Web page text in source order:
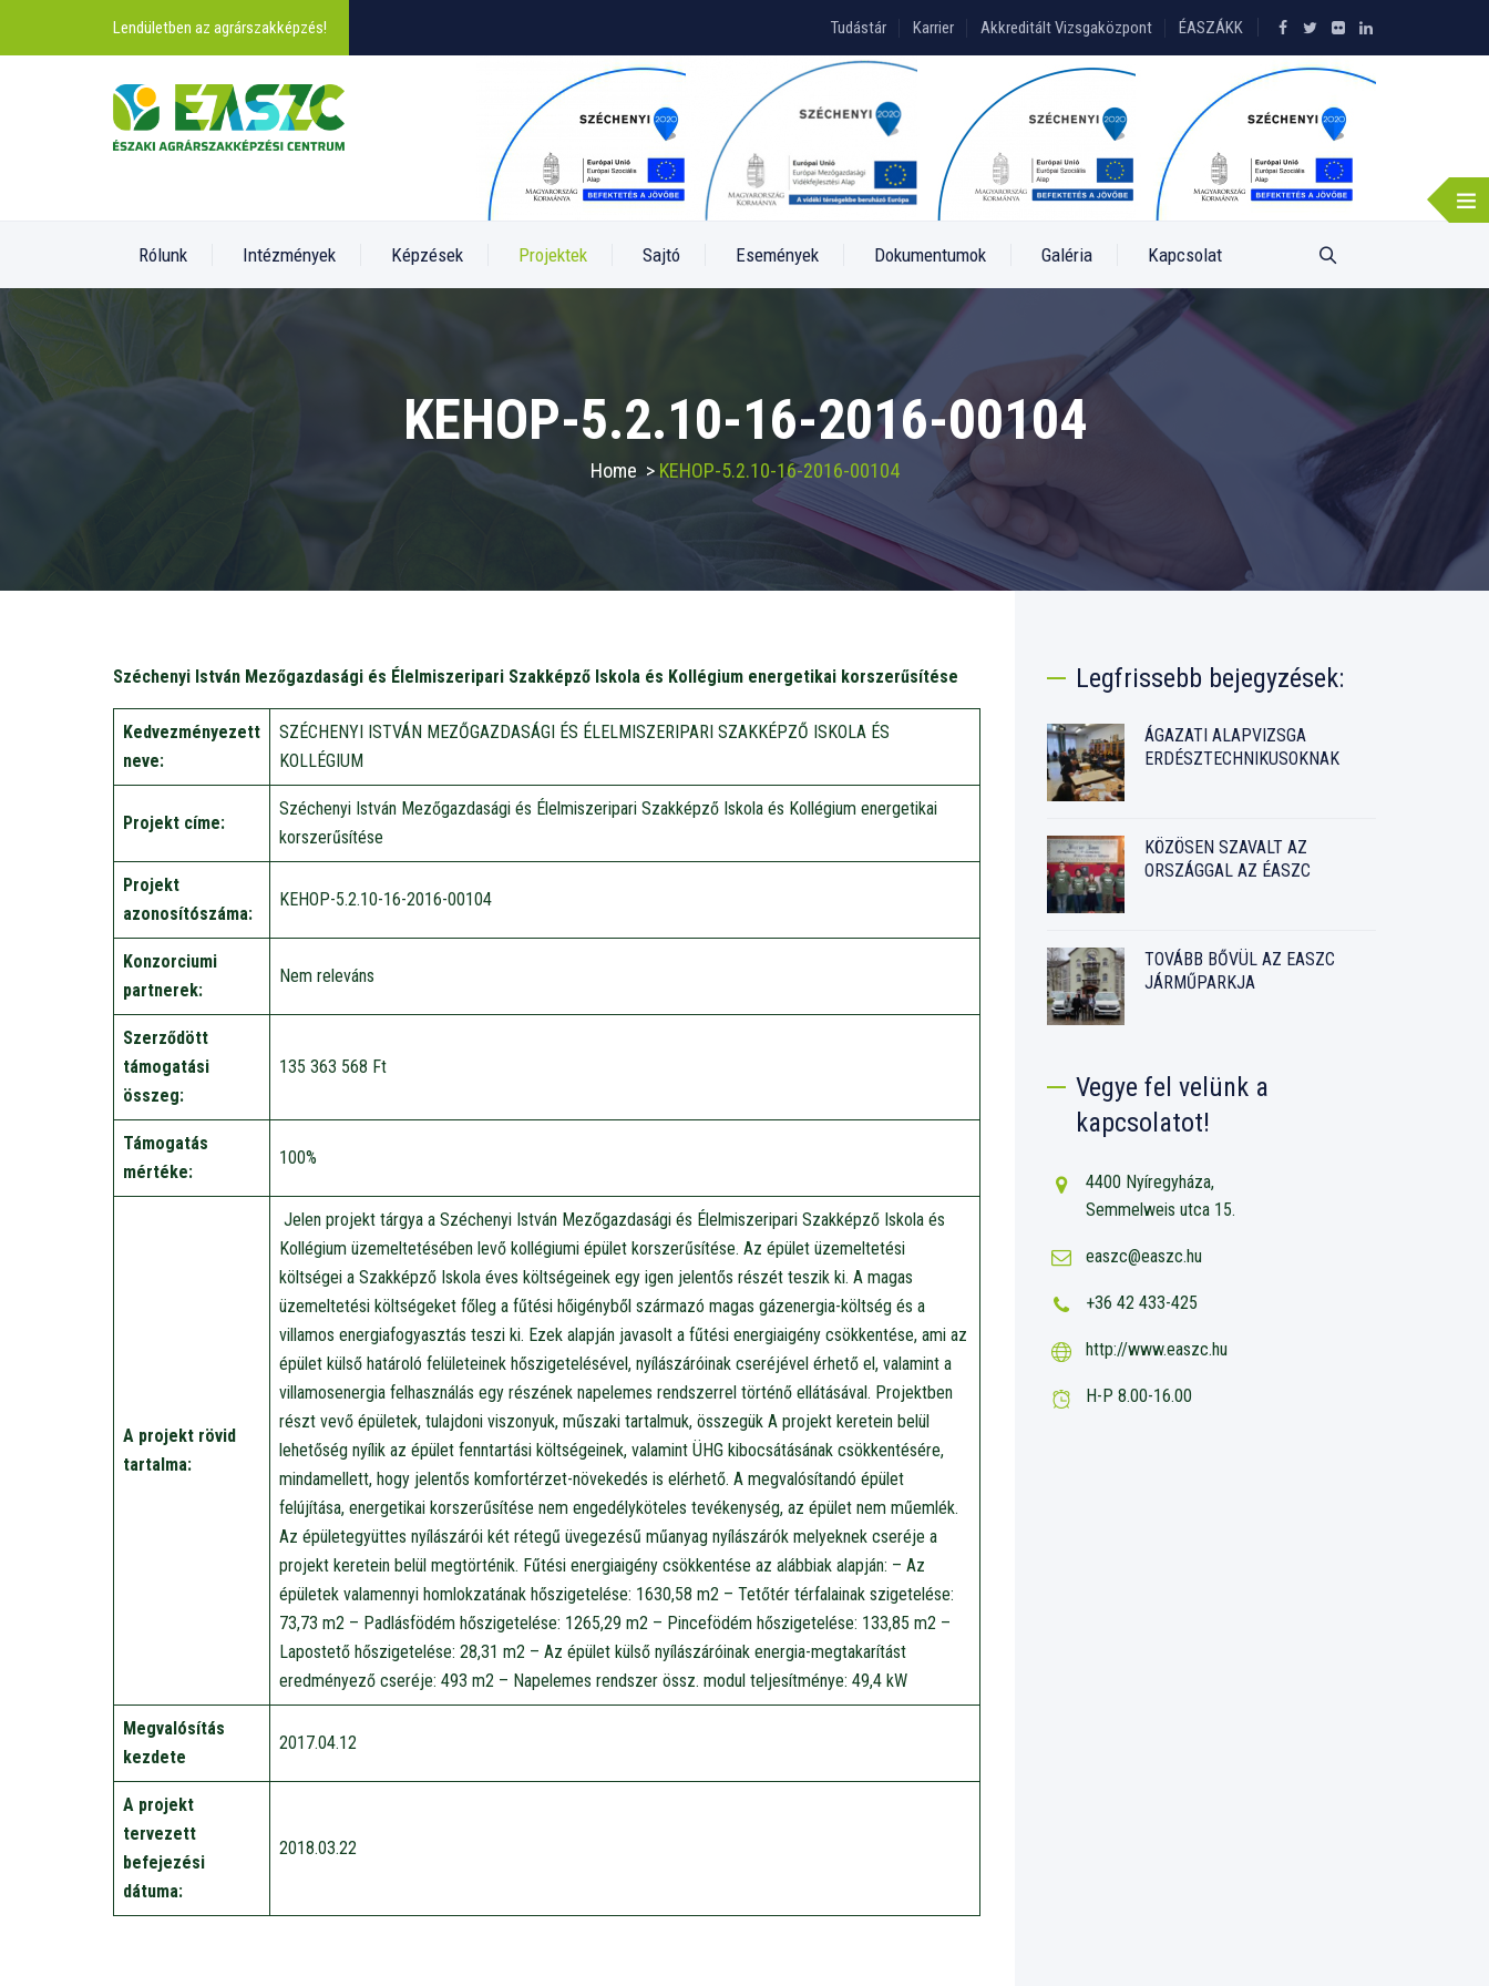
Lendületben az agrárszakképzés! Tudástár Karrier Akkreditált Vizsgaközpont ÉASZÁKK
Rólunk Intézmények Képzések Projektek Sajtó Események Dokumentumok Galéria Kapcsolat
KEHOP-5.2.10-16-2016-00104
Home > KEHOP-5.2.10-16-2016-00104
Széchenyi István Mezőgazdasági és Élelmiszeripari Szakképző Iskola és Kollégium energetikai korszerűsítése
Kedvezményezett
neve:
SZÉCHENYI ISTVÁN MEZŐGAZDASÁGI ÉS ÉLELMISZERIPARI SZAKKÉPZŐ ISKOLA ÉS
KOLLÉGIUM
Projekt címe:
Széchenyi István Mezőgazdasági és Élelmiszeripari Szakképző Iskola és Kollégium energetikai
korszerűsítése
Projekt
azonosítószáma:
KEHOP-5.2.10-16-2016-00104
Konzorciumi
partnerek:
Nem releváns
Szerződött
támogatási
összeg:
135 363 568 Ft
Támogatás
mértéke:
100%
A projekt rövid
tartalma:
Jelen projekt tárgya a Széchenyi István Mezőgazdasági és Élelmiszeripari Szakképző Iskola és
Kollégium üzemeltetésében levő kollégiumi épület korszerűsítése. Az épület üzemeltetési
költségei a Szakképző Iskola éves költségeinek egy igen jelentős részét teszik ki. A magas
üzemeltetési költségeket főleg a fűtési hőigényből származó magas gázenergia-költség és a
villamos energiafogyasztás teszi ki. Ezek alapján javasolt a fűtési energiaigény csökkentése, ami az
épület külső határoló felületeinek hőszigetelésével, nyílászáróinak cseréjével érhető el, valamint a
villamosenergia felhasználás egy részének napelemes rendszerrel történő ellátásával. Projektben
részt vevő épületek, tulajdoni viszonyuk, műszaki tartalmuk, összegük A projekt keretein belül
lehetőség nyílik az épület fenntartási költségeinek, valamint ÜHG kibocsátásának csökkentésére,
mindamellett, hogy jelentős komfortérzet-növekedés is elérhető. A megvalósítandó épület
felújítása, energetikai korszerűsítése nem engedélyköteles tevékenység, az épület nem műemlék.
Az épületegyüttes nyílászárói két rétegű üvegezésű műanyag nyílászárók melyeknek cseréje a
projekt keretein belül megtörténik. Fűtési energiaigény csökkentése az alábbiak alapján: – Az
épületek valamennyi homlokzatának hőszigetelése: 1630,58 m2 – Tetőtér térfalainak szigetelése:
73,73 m2 – Padlásfödém hőszigetelése: 1265,29 m2 – Pincefödém hőszigetelése: 133,85 m2 –
Lapostető hőszigetelése: 28,31 m2 – Az épület külső nyílászáróinak energia-megtakarítást
eredményező cseréje: 493 m2 – Napelemes rendszer össz. modul teljesítménye: 49,4 kW
Megvalósítás
kezdete
2017.04.12
A projekt
tervezett
befejezési
dátuma:
2018.03.22
Legfrissebb bejegyzések:
ÁGAZATI ALAPVIZSGA
ERDÉSZTECHNIKUSOKNAK
KÖZÖSEN SZAVALT AZ
ORSZÁGGAL AZ ÉASZC
TOVÁBB BŐVÜL AZ EASZC
JÁRMŰPARKJA
Vegye fel velünk a
kapcsolatot!
4400 Nyíregyháza,
Semmelweis utca 15.
easzc@easzc.hu
+36 42 433-425
http://www.easzc.hu
H-P 8.00-16.00